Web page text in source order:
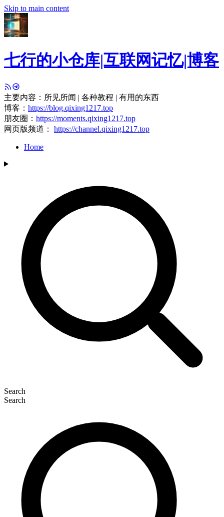
Skip to main content
七行的小仓库|互联网记忆|博客
主要内容：所见所闻 | 各种教程 | 有用的东西
博客： https://blog.qixing1217.top
朋友圈： https://moments.qixing1217.top
网页版频道： https://channel.qixing1217.top
Home
Search
Search